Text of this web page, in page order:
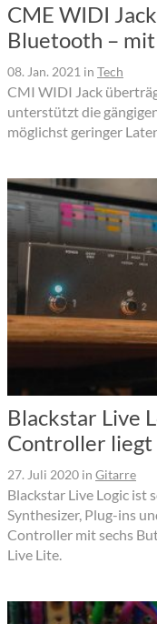
CME WIDI
Bluetooth –
08. Jan. 2021 in Tech
CMI WIDI Jack
unterstützt die
möglichst geringer
Blackstar Live
Controller liegt
27. Juli 2020 in Gitarre
Blackstar Live Logic ist
Synthesizer, Plug-ins
Controller mit sechs
Live Lite.